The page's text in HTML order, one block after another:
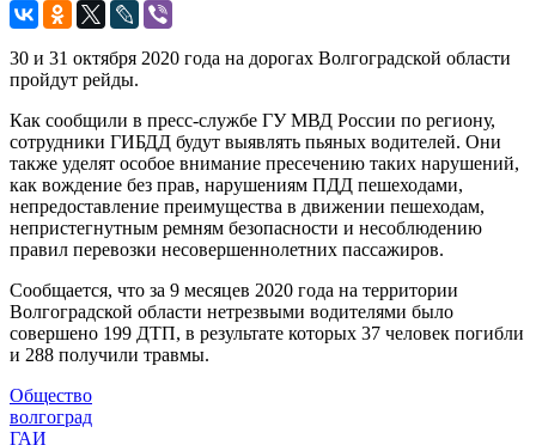
30 и 31 октября 2020 года на дорогах Волгоградской области
пройдут рейды.
Как сообщили в пресс-службе ГУ МВД России по региону,
сотрудники ГИБДД будут выявлять пьяных водителей. Они
также уделят особое внимание пресечению таких нарушений,
как вождение без прав, нарушениям ПДД пешеходами,
непредоставление преимущества в движении пешеходам,
непристегнутным ремням безопасности и несоблюдению
правил перевозки несовершеннолетних пассажиров.
Сообщается, что за 9 месяцев 2020 года на территории
Волгоградской области нетрезвыми водителями было
совершено 199 ДТП, в результате которых 37 человек погибли
и 288 получили травмы.
Общество
волгоград
ГАИ